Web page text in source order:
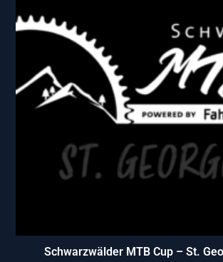
Schwarzwälder MTB Cup – St.